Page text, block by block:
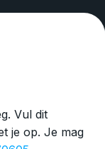
Vul dit
je op. Je mag